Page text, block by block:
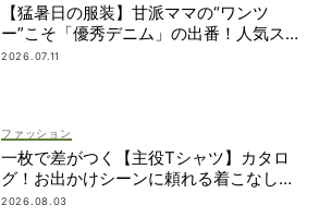
【猛暑日の服装】甘派ママの“ワンツ
ー”こそ「優秀デニム」の出番！人気スタ
イリストが厳選
2026.07.11
ファッション
一枚で差がつく【主役Tシャツ】カタロ
グ！お出かけシーンに頼れる着こなし実
例も
2026.08.03